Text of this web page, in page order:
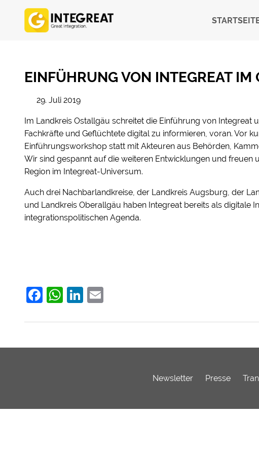
EINFÜHRUNG VON INTEGREAT IM
29. Juli 2019
Im Landkreis Ostallgäu schreitet die Einführung von Integreat
Fachkräfte und Geflüchtete digital zu informieren, voran. Vor
Einführungsworkshop statt mit Akteuren aus Behörden,
Wir sind gespannt auf die weiteren Entwicklungen und freuen
Region im Integreat-Universum.
Auch drei Nachbarlandkreise, der Landkreis Augsburg, der
und Landkreis Oberallgäu haben Integreat bereits als digitale
integrationspolitischen Agenda.
Facebook
WhatsApp
LinkedIn
Newsletter Presse